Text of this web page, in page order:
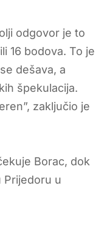
odgovor je to
16 bodova. To je
dešava, a
špekulacija.
zaključio je
Borac, dok
Prijedoru u